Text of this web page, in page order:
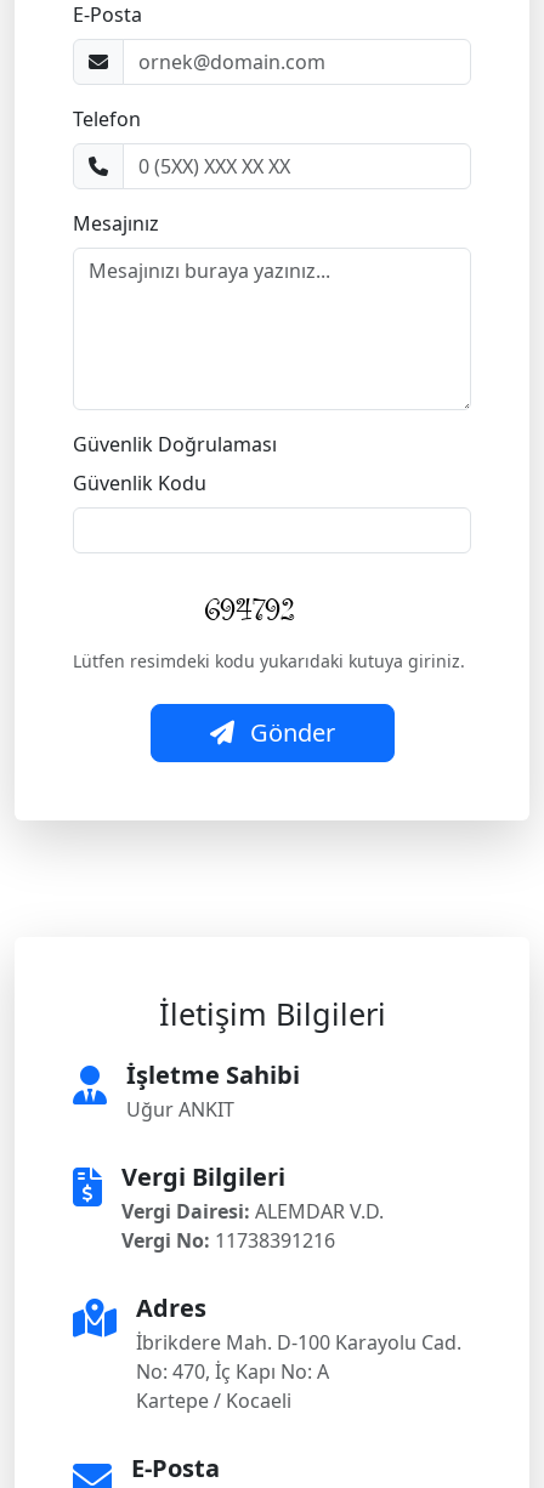
E-Posta
Telefon
Mesajınız
Güvenlik Doğrulaması
Güvenlik Kodu
Lütfen resimdeki kodu yukarıdaki kutuya giriniz.
Gönder
İletişim Bilgileri
İşletme Sahibi
Uğur ANKIT
Vergi Bilgileri
Vergi Dairesi: ALEMDAR V.D.
Vergi No: 11738391216
Adres
İbrikdere Mah. D-100 Karayolu Cad.
No: 470, İç Kapı No: A
Kartepe / Kocaeli
E-Posta